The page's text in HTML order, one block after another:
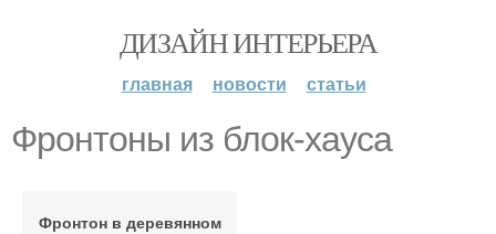
ДИЗАЙН ИНТЕРЬЕРА
главная новости статьи
Фронтоны из блок-хауса
Фронтон в деревянном